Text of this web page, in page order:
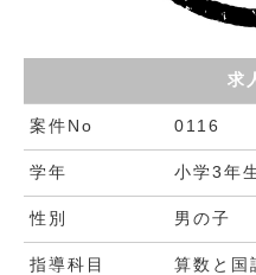
求
案件No 0116
学年 小学3年
性別 男の子
指導科目 算数と国